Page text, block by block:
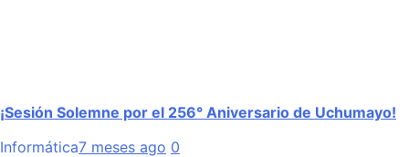
¡Sesión Solemne por el 256° Aniversario de Uchumayo!
Informática7 meses ago 0